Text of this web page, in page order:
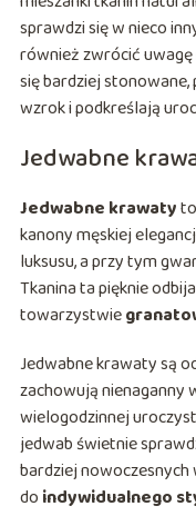
sprawdzi się w nieco
również zwrócić
się bardziej stonowane,
wzrok i podkreślają
Jedwabne
Jedwabne krawaty
kanony męskiej
luksusu, a przy tym
Tkanina ta pięknie
towarzystwie
Jedwabne krawaty są
zachowują nienaganny
wielogodzinnej
jedwab świetnie
bardziej
do indywidualnego